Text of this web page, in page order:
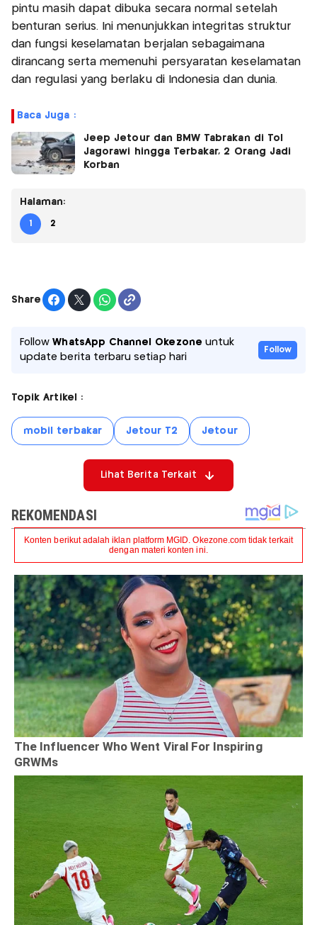
pintu masih dapat dibuka secara normal setelah
benturan serius. Ini menunjukkan integritas struktur
dan fungsi keselamatan berjalan sebagaimana
dirancang serta memenuhi persyaratan keselamatan
dan regulasi yang berlaku di Indonesia dan dunia.
Baca Juga :
Jeep Jetour dan BMW Tabrakan di Tol
Jagorawi hingga Terbakar, 2 Orang Jadi
Korban
Halaman:
1 2
Share
FollowWhatsApp Channel Okezone untuk
update berita terbaru setiap hari
Follow
Topik Artikel :
mobil terbakar Jetour T2 Jetour
Lihat Berita Terkait